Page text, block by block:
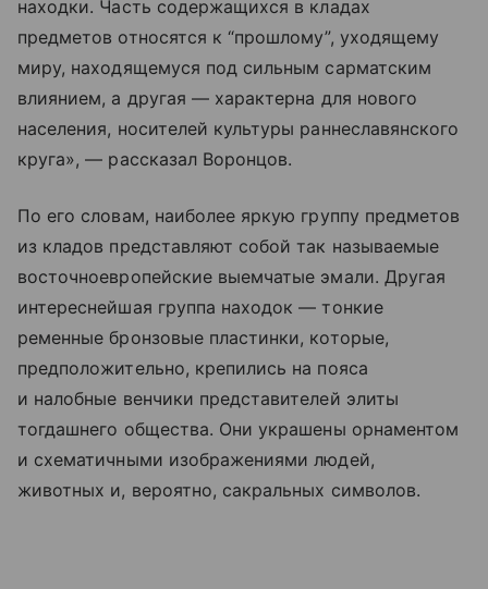
находки. Часть содержащихся в кладах
предметов относятся к “прошлому”, уходящему
миру, находящемуся под сильным сарматским
влиянием, а другая — характерна для нового
населения, носителей культуры раннеславянского
круга», — рассказал Воронцов.
По его словам, наиболее яркую группу предметов
из кладов представляют собой так называемые
восточноевропейские выемчатые эмали. Другая
интереснейшая группа находок — тонкие
ременные бронзовые пластинки, которые,
предположительно, крепились на пояса
и налобные венчики представителей элиты
тогдашнего общества. Они украшены орнаментом
и схематичными изображениями людей,
животных и, вероятно, сакральных символов.